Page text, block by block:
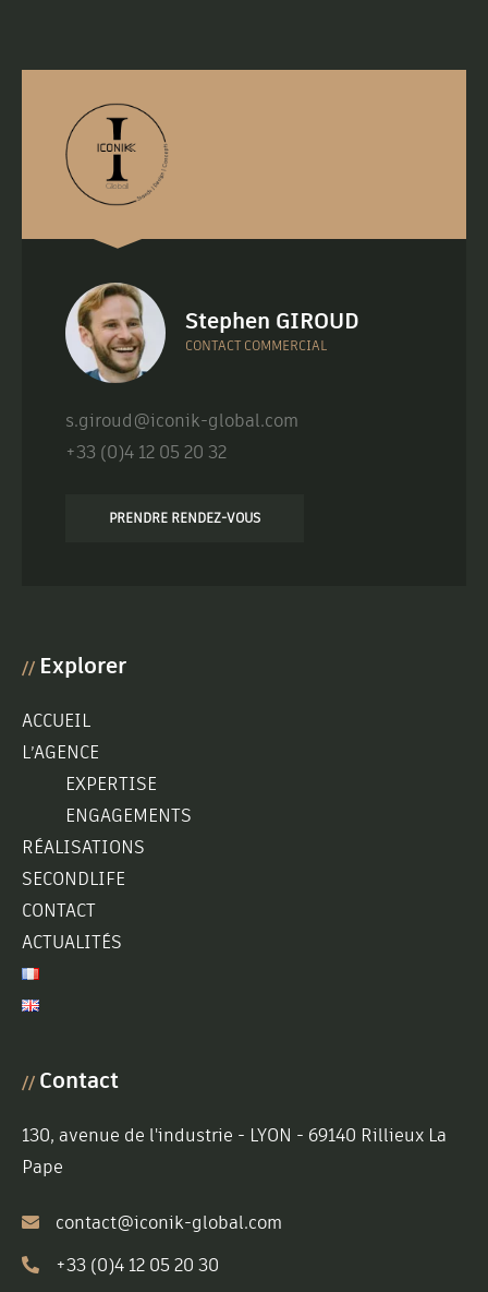
Stephen GIROUD
CONTACT COMMERCIAL
s.giroud@iconik-global.com
+33 (0)4 12 05 20 32
PRENDRE RENDEZ-VOUS
// Explorer
ACCUEIL
L’AGENCE
EXPERTISE
ENGAGEMENTS
RÉALISATIONS
SECONDLIFE
CONTACT
ACTUALITÉS
// Contact
130, avenue de l'industrie - LYON - 69140 Rillieux La
Pape
contact@iconik-global.com
+33 (0)4 12 05 20 30